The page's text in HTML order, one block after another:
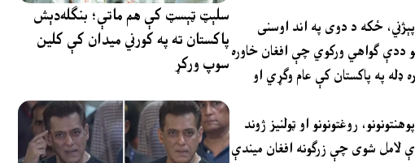
سلېټ ټېسټ کې هم ماتې؛ بنګله‌دېش
پاکستان ته په کورني میدان کې کلین
سوپ ورکړ
ځکه د دوی په اند اوسنی
ددې ګواهي ورکوي چې افغان خاوره
په پاکستان کې عام وګړي او
روغتونونو او ټولنيز ژوند
لامل شوی چې زرګونه افغان میندې